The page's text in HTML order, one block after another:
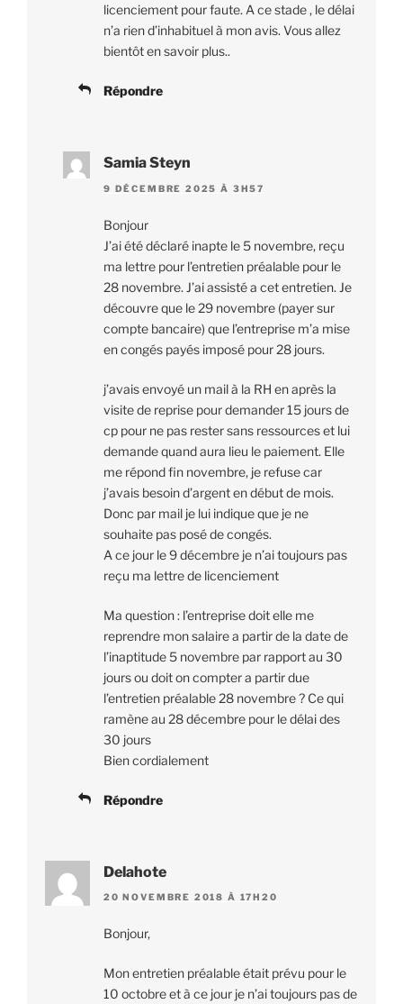
licenciement pour faute. A ce stade , le délai
n’a rien d’inhabituel à mon avis. Vous allez
bientôt en savoir plus..
Répondre
Samia Steyn
9 DÉCEMBRE 2025 À 3H57
Bonjour
J’ai été déclaré inapte le 5 novembre, reçu
ma lettre pour l’entretien préalable pour le
28 novembre. J’ai assisté a cet entretien. Je
découvre que le 29 novembre (payer sur
compte bancaire) que l’entreprise m’a mise
en congés payés imposé pour 28 jours.
j’avais envoyé un mail à la RH en après la
visite de reprise pour demander 15 jours de
cp pour ne pas rester sans ressources et lui
demande quand aura lieu le paiement. Elle
me répond fin novembre, je refuse car
j’avais besoin d’argent en début de mois.
Donc par mail je lui indique que je ne
souhaite pas posé de congés.
A ce jour le 9 décembre je n’ai toujours pas
reçu ma lettre de licenciement
Ma question : l’entreprise doit elle me
reprendre mon salaire a partir de la date de
l’inaptitude 5 novembre par rapport au 30
jours ou doit on compter a partir due
l’entretien préalable 28 novembre ? Ce qui
ramène au 28 décembre pour le délai des
30 jours
Bien cordialement
Répondre
Delahote
20 NOVEMBRE 2018 À 17H20
Bonjour,
Mon entretien préalable était prévu pour le
10 octobre et à ce jour je n’ai toujours pas de